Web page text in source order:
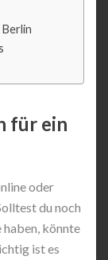
für ein
oder
du noch
könnte
ist es